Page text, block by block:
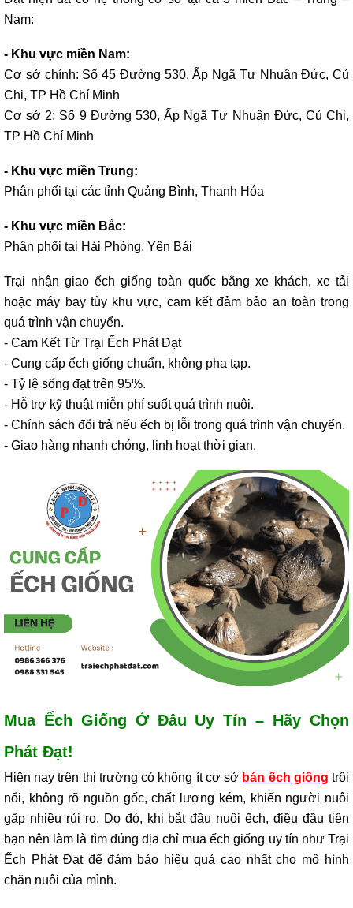
Nam:
- Khu vực miền Nam:
Cơ sở chính: Số 45 Đường 530, Ấp Ngã Tư Nhuận Đức, Củ
Chi, TP Hồ Chí Minh
Cơ sở 2: Số 9 Đường 530, Ấp Ngã Tư Nhuận Đức, Củ Chi,
TP Hồ Chí Minh
- Khu vực miền Trung:
Phân phối tại các tỉnh Quảng Bình, Thanh Hóa
- Khu vực miền Bắc:
Phân phối tại Hải Phòng, Yên Bái
Trại nhận giao ếch giống toàn quốc bằng xe khách, xe tải
hoặc máy bay tùy khu vực, cam kết đảm bảo an toàn trong
quá trình vận chuyển.
- Cam Kết Từ Trại Ếch Phát Đạt
- Cung cấp ếch giống chuẩn, không pha tạp.
- Tỷ lệ sống đạt trên 95%.
- Hỗ trợ kỹ thuật miễn phí suốt quá trình nuôi.
- Chính sách đổi trả nếu ếch bị lỗi trong quá trình vận chuyển.
- Giao hàng nhanh chóng, linh hoạt thời gian.
Mua Ếch Giống Ở Đâu Uy Tín – Hãy Chọn
Phát Đạt!
Hiện nay trên thị trường có không ít cơ sở bán ếch giống trôi
nổi, không rõ nguồn gốc, chất lượng kém, khiến người nuôi
gặp nhiều rủi ro. Do đó, khi bắt đầu nuôi ếch, điều đầu tiên
bạn nên làm là tìm đúng địa chỉ mua ếch giống uy tín như Trại
Ếch Phát Đạt để đảm bảo hiệu quả cao nhất cho mô hình
chăn nuôi của mình.